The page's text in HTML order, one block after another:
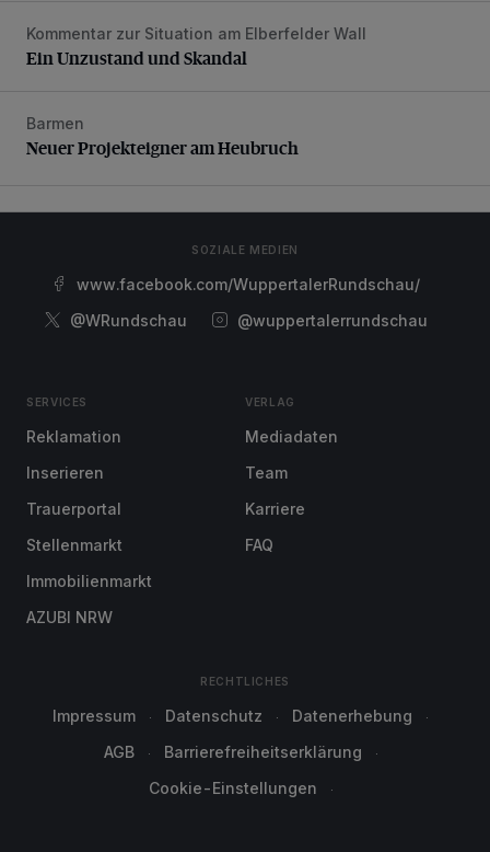
Ein Unzustand und Skandal
Kommentar zur Situation am Elberfelder Wall
Ein Unzustand und Skandal
Neuer Projekteigner am Heubruch
Barmen
Neuer Projekteigner am Heubruch
SOZIALE MEDIEN
www.facebook.com/WuppertalerRundschau/
@WRundschau
@wuppertalerrundschau
SERVICES
Reklamation
Inserieren
Trauerportal
Stellenmarkt
Immobilienmarkt
AZUBI NRW
VERLAG
Mediadaten
Team
Karriere
FAQ
RECHTLICHES
Impressum Datenschutz
Datenerhebung
AGB
Barrierefreiheitserklärung
Cookie-Einstellungen